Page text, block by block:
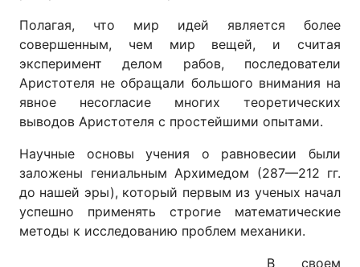
Полагая, что мир идей является более
совершенным, чем мир вещей, и считая
эксперимент делом рабов, последователи
Аристотеля не обращали большого внимания на
явное несогласие многих теоретических
выводов Аристотеля с простейшими опытами.
Научные основы учения о равновесии были
заложены гениальным Архимедом (287—212 гг.
до нашей эры), который первым из ученых начал
успешно применять строгие математические
методы к исследованию проблем механики.
В своем